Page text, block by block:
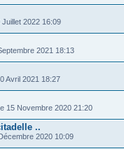
Juillet 2022 16:09
2021 18:13
Avril 2021 18:27
15 Novembre 2020 21:20
..
2020 10:09